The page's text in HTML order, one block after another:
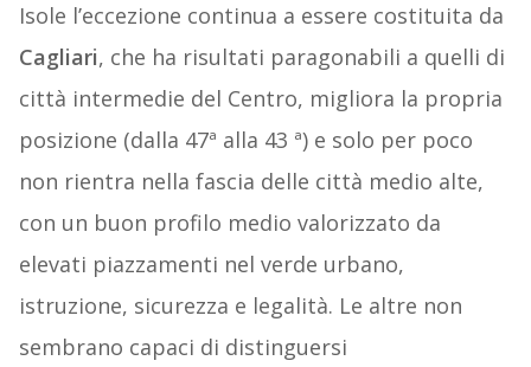
Isole l’eccezione continua a essere costituita da
Cagliari, che ha risultati paragonabili a quelli di
città intermedie del Centro, migliora la propria
posizione (dalla 47ª alla 43 ª) e solo per poco
non rientra nella fascia delle città medio alte,
con un buon profilo medio valorizzato da
elevati piazzamenti nel verde urbano,
istruzione, sicurezza e legalità. Le altre non
sembrano capaci di distinguersi